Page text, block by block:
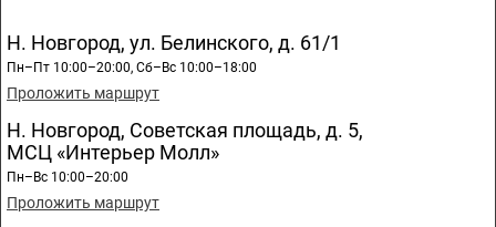
Н. Новгород, ул. Белинского, д. 61/1
Пн–Пт 10:00–20:00, Сб–Вс 10:00–18:00
Проложить маршрут
Н. Новгород, Советская площадь, д. 5,
МСЦ «Интерьер Молл»
Пн–Вс 10:00–20:00
Проложить маршрут